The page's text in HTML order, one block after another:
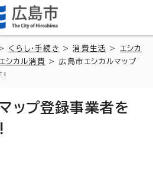
くらし・手続き >消費生活 > エシカ
エシカル消費
> 広島市エシカルマップ
!
ップ登録事業者を